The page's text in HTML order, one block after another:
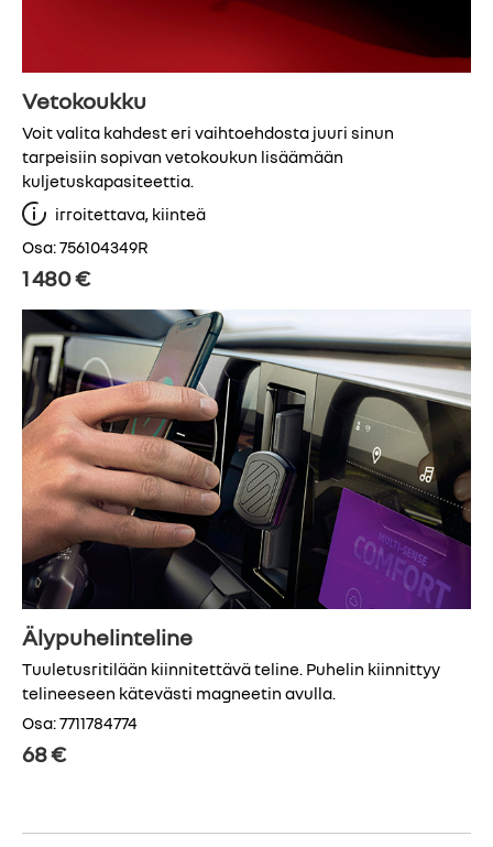
Vetokoukku
Voit valita kahdest eri vaihtoehdosta juuri sinun
tarpeisiin sopivan vetokoukun lisäämään
kuljetuskapasiteettia.
irroitettava, kiinteä
Osa: 756104349R
1 480 €
Älypuhelinteline
Tuuletusritilään kiinnitettävä teline. Puhelin kiinnittyy
telineeseen kätevästi magneetin avulla.
Osa: 7711784774
68 €